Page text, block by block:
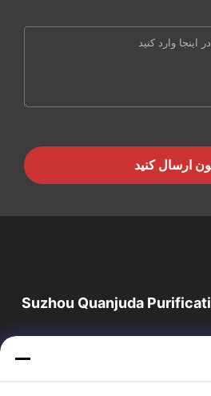
ارسال کنید
Suzhou Quanjuda
کننده و صادر کننده پیشرو محصولات